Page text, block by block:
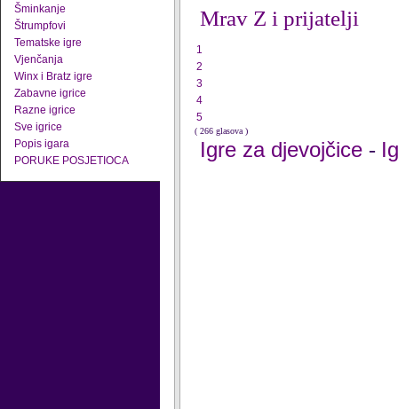
Šminkanje
Štrumpfovi
Tematske igre
Vjenčanja
Winx i Bratz igre
Zabavne igrice
Razne igrice
Sve igrice
Popis igara
PORUKE POSJETIOCA
Mrav Z i prijatelji
1
2
3
4
5
( 266 glasova )
Igre za djevojčice -